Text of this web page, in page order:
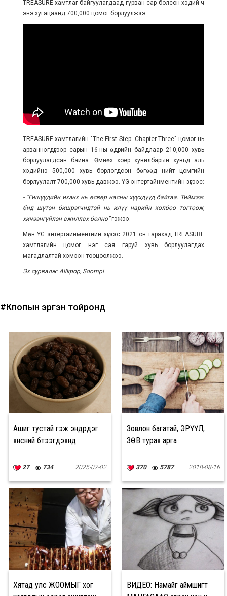
TREASURE хамтлаг байгуулагдаад гурван сар болсон хэдий ч
энэ хугацаанд 700,000 цомог борлуулжээ.
TREASURE хамтлагийн "The First Step: Chapter Three" цомог нь
арваннэгдүгээр сарын 16-ны өдрийн байдлаар 210,000 хувь
борлуулагдсан байна. Өмнөх хоёр хувилбарын хувьд аль
хэдийнэ 500,000 хувь борлогдсон бөгөөд нийт цомгийн
борлуулалт 700,000 хувь давжээ. YG энтертайнментийн зүгээс:
- “Гишүүдийн ихэнх нь өсвөр насны хүүхдүүд байгаа. Тиймээс
бид шүтэн бишрэгчидтэй нь илүү нарийн холбоо тогтоож,
хичээнгүйлэн ажиллах болно”гэжээ.
Мөн YG энтертайнментийн зүгээс 2021 он гарахад TREASURE
хамтлагийн цомог нэг сая гаруй хувь борлуулагдах
магадлалтай хэмээн тооцоолжээ.
Эх сурвалж: Allkpop, Soompi
#Кпопын эргэн тойронд
Ашиг тустай гэж эндүүрдэг
хүнсний бүтээгдэхүүнүүд
27 734 2025-07-02
Зовлон багатай, ЭРҮҮЛ,
ЗӨВ турах арга
370 5787 2018-08-16
Хятад улс ЖООМЫГ хог
ВИДЕО: Намайг аймшигт